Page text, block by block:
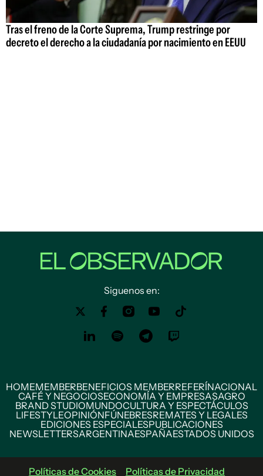
Tras el freno de la Corte Suprema, Trump restringe por
decreto el derecho a la ciudadanía por nacimiento en EEUU
Siguenos en:
HOMEMEMBERBENEFICIOS MEMBERREFERÍNACIONAL
CAFÉ Y NEGOCIOSECONOMÍA Y EMPRESASAGRO
BRAND STUDIOMUNDOCULTURA Y ESPECTÁCULOS
LIFESTYLEOPINIÓNFÚNEBRESREMATES Y LEGALES
EDICIONES ESPECIALESPUBLICACIONES
NEWSLETTERSARGENTINAESPAÑAESTADOS UNIDOS
Políticas de Cookies Políticas de Privacidad